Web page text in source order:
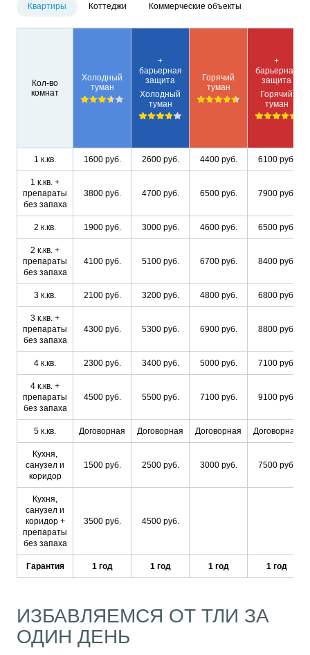
Квартиры Коттеджи Коммерческие объекты
Кол-во
комнат
Холодный
туман
+
барьерная
защита
Холодный
туман
Горячий
туман
+
барьерная
защита
Горячий
туман
1 к.кв. 1600 руб. 2600 руб. 4400 руб. 6100 руб.
1 к.кв. +
препараты
без запаха
3800 руб. 4700 руб. 6500 руб. 7900 руб.
2 к.кв. 1900 руб. 3000 руб. 4600 руб. 6500 руб.
2 к.кв. +
препараты
без запаха
4100 руб. 5100 руб. 6700 руб. 8400 руб.
3 к.кв. 2100 руб. 3200 руб. 4800 руб. 6800 руб.
3 к.кв. +
препараты
без запаха
4300 руб. 5300 руб. 6900 руб. 8800 руб.
4 к.кв. 2300 руб. 3400 руб. 5000 руб. 7100 руб.
4 к.кв. +
препараты
без запаха
4500 руб. 5500 руб. 7100 руб. 9100 руб.
5 к.кв. Договорная Договорная Договорная Договорная
Кухня,
санузел и
коридор
1500 руб. 2500 руб. 3000 руб. 7500 руб.
Кухня,
санузел и
коридор +
препараты
без запаха
3500 руб. 4500 руб.
Гарантия 1 год 1 год 1 год 1 год
ИЗБАВЛЯЕМСЯ ОТ ТЛИ ЗА
ОДИН ДЕНЬ